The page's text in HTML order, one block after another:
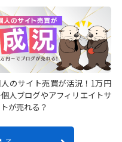
のサイト売買が活況！1万円
人ブログやアフィリエイトサ
が売れる？